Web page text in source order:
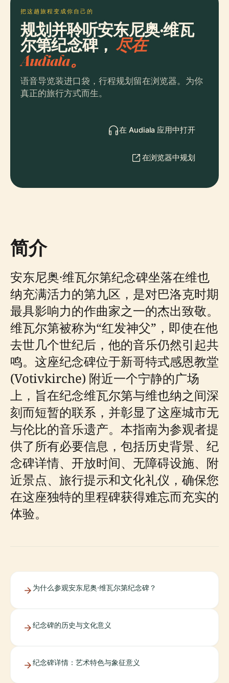
把这趟旅程变成你自己的
规划并聆听安东尼奥·维瓦
尔第纪念碑， 尽在
Audiala。
语音导览装进口袋，行程规划留在浏览器。为你
真正的旅行方式而生。
在 Audiala 应用中打开
在浏览器中规划
简介
安东尼奥·维瓦尔第纪念碑坐落在维也
纳充满活力的第九区，是对巴洛克时期
最具影响力的作曲家之一的杰出致敬。
维瓦尔第被称为“红发神父”，即使在他
去世几个世纪后，他的音乐仍然引起共
鸣。这座纪念碑位于新哥特式感恩教堂
(Votivkirche) 附近一个宁静的广场
上，旨在纪念维瓦尔第与维也纳之间深
刻而短暂的联系，并彰显了这座城市无
与伦比的音乐遗产。本指南为参观者提
供了所有必要信息，包括历史背景、纪
念碑详情、开放时间、无障碍设施、附
近景点、旅行提示和文化礼仪，确保您
在这座独特的里程碑获得难忘而充实的
体验。
为什么参观安东尼奥·维瓦尔第纪念碑？
纪念碑的历史与文化意义
纪念碑详情：艺术特色与象征意义